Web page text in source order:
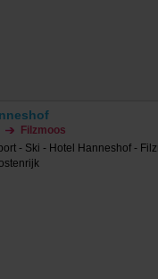
Filzmoos